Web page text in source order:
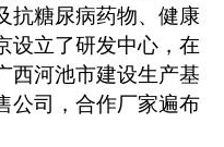
抗糖尿病药物、 健康
设立了研发中心，在
西河池市建设生产基
公司，合作厂家遍布